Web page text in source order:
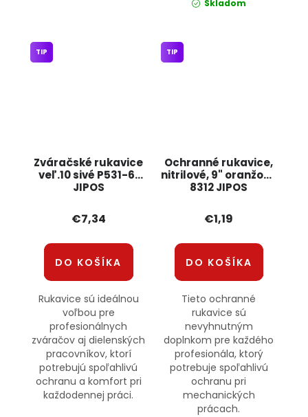
Skladom
Zváračské rukavice
veľ.10 sivé P531-61
JIPOS
TIP
€7,34
DO KOŠÍKA
Rukavice sú ideálnou
voľbou pre
profesionálnych
zváračov aj dielenských
pracovníkov, ktorí
potrebujú spoľahlivú
ochranu a komfort pri
každodennej práci.
Ochranné rukavice,
nitrilové, 9" oranžové
8312 JIPOS
TIP
€1,19
DO KOŠÍKA
Tieto ochranné
rukavice sú
nevyhnutným
doplnkom pre každého
profesionála, ktorý
potrebuje spoľahlivú
ochranu pri
mechanických
prácach.